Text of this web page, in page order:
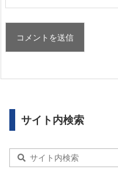
サイト内検索